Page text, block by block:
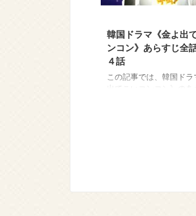
ンコン》の７話と８話の
ます。 →韓国ドラマ《
こいコンコン》あらすじ
に戻る →韓国ドラマ《金
いコンコン》ドラマ情報-
とキャ ...
韓国ドラマ《金よ出
ンコン》あらすじ全
４話
この記事では、韓国ドラ
出てこいコンコン》のあ
ンコン》の３話と４話の